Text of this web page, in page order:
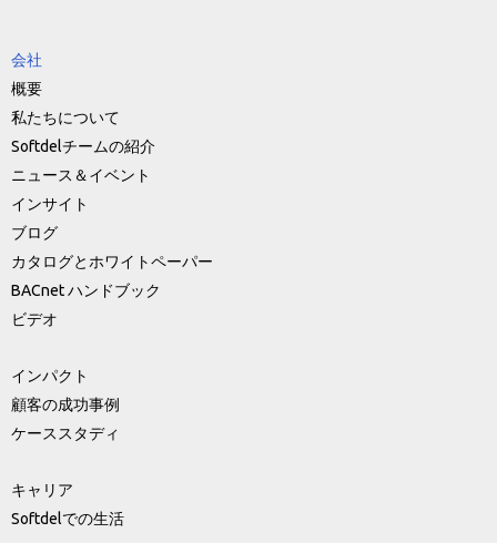
会社
概要
私たちについて
Softdelチームの紹介
ニュース＆イベント
インサイト
ブログ
カタログとホワイトペーパー
BACnet ハンドブック
ビデオ
インパクト
顧客の成功事例
ケーススタディ
キャリア
Softdelでの生活